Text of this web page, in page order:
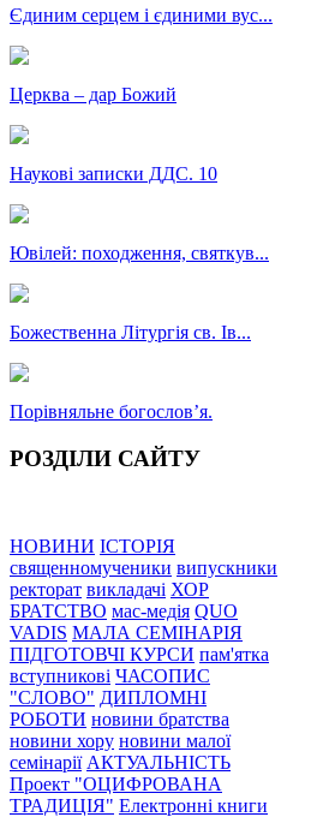
Єдиним серцем і єдиними вус...
Церква – дар Божий
Наукові записки ДДС. 10
Ювілей: походження, святкув...
Божественна Літургія св. Ів...
Порівняльне богословʼя.
РОЗДІЛИ САЙТУ
НОВИНИ ІСТОРІЯ
священномученики випускники
ректорат викладачі ХОР
БРАТСТВО мас-медія QUO
VADIS МАЛА СЕМІНАРІЯ
ПІДГОТОВЧІ КУРСИ пам'ятка
вступникові ЧАСОПИС
"СЛОВО" ДИПЛОМНІ
РОБОТИ новини братства
новини хору новини малої
семінарії АКТУАЛЬНІСТЬ
Проект "ОЦИФРОВАНА
ТРАДИЦІЯ" Електронні книги